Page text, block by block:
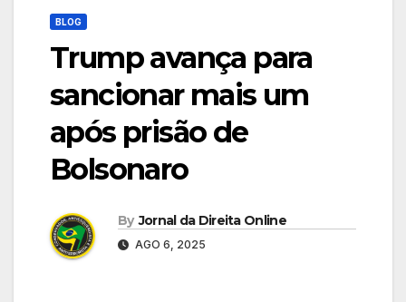
BLOG
Trump avança para
sancionar mais um
após prisão de
Bolsonaro
By Jornal da Direita Online
AGO 6, 2025